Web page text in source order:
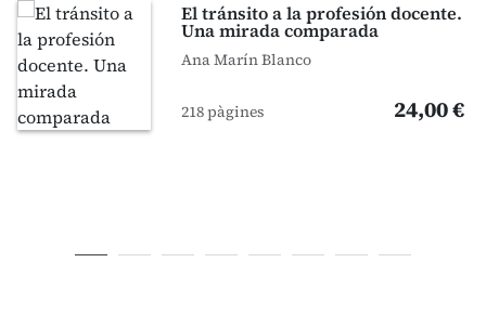
El tránsito a la profesión docente.
Una mirada comparada
Ana Marín Blanco
218 pàgines 24,00 €